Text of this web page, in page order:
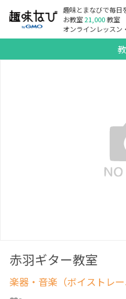
趣味とまなびで毎日
お教室21,000教室
オンラインレッス
赤羽ギター教室
楽器・音楽（ボイストレー